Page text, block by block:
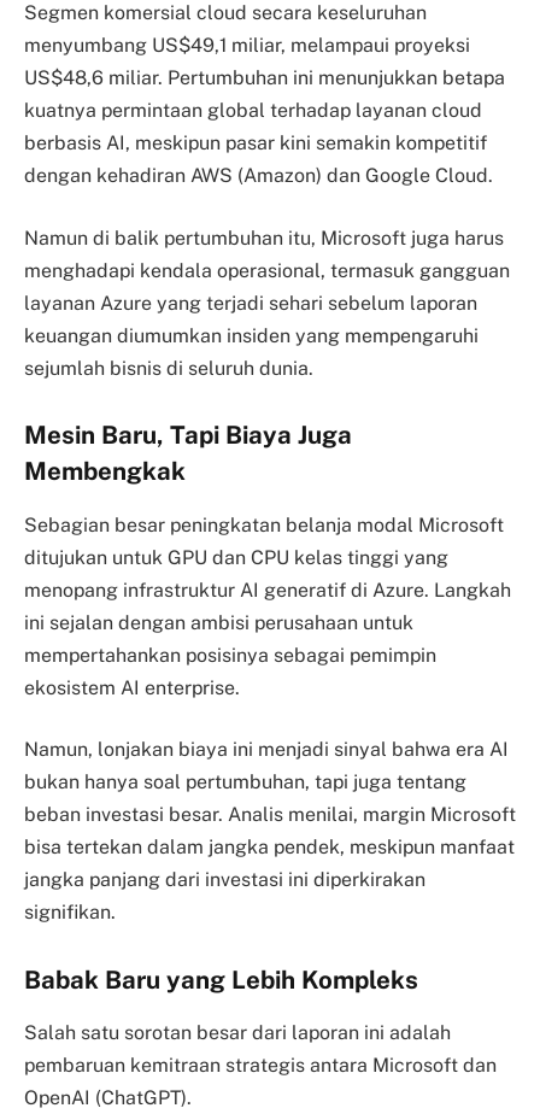
Segmen komersial cloud secara keseluruhan
menyumbang US$49,1 miliar, melampaui proyeksi
US$48,6 miliar. Pertumbuhan ini menunjukkan betapa
kuatnya permintaan global terhadap layanan cloud
berbasis AI, meskipun pasar kini semakin kompetitif
dengan kehadiran AWS (Amazon) dan Google Cloud.
Namun di balik pertumbuhan itu, Microsoft juga harus
menghadapi kendala operasional, termasuk gangguan
layanan Azure yang terjadi sehari sebelum laporan
keuangan diumumkan insiden yang mempengaruhi
sejumlah bisnis di seluruh dunia.
Mesin Baru, Tapi Biaya Juga
Membengkak
Sebagian besar peningkatan belanja modal Microsoft
ditujukan untuk GPU dan CPU kelas tinggi yang
menopang infrastruktur AI generatif di Azure. Langkah
ini sejalan dengan ambisi perusahaan untuk
mempertahankan posisinya sebagai pemimpin
ekosistem AI enterprise.
Namun, lonjakan biaya ini menjadi sinyal bahwa era AI
bukan hanya soal pertumbuhan, tapi juga tentang
beban investasi besar. Analis menilai, margin Microsoft
bisa tertekan dalam jangka pendek, meskipun manfaat
jangka panjang dari investasi ini diperkirakan
signifikan.
Babak Baru yang Lebih Kompleks
Salah satu sorotan besar dari laporan ini adalah
pembaruan kemitraan strategis antara Microsoft dan
OpenAI (ChatGPT).